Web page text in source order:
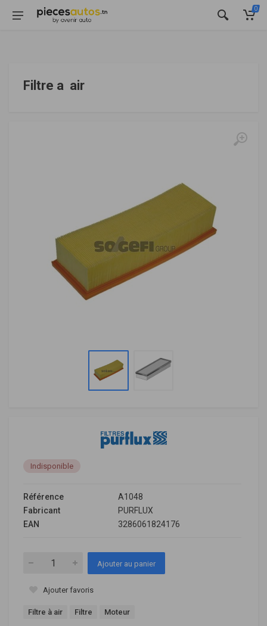
0
Filtre a air
Indisponible
Référence
A1048
Fabricant
PURFLUX
EAN
3286061824176
Ajouter au panier
Ajouter favoris
Filtre à air Filtre Moteur